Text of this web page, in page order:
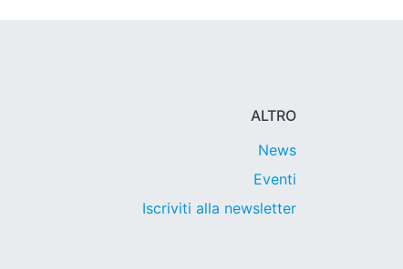
ALTRO
News
Eventi
Iscriviti alla newsletter